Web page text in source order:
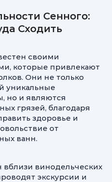
Сенного:
Сходить
своими
которые привлекают
Они не только
уникальные
но и являются
грязей, благодаря
здоровье и
от
ванн.
винодельческих
экскурсии и